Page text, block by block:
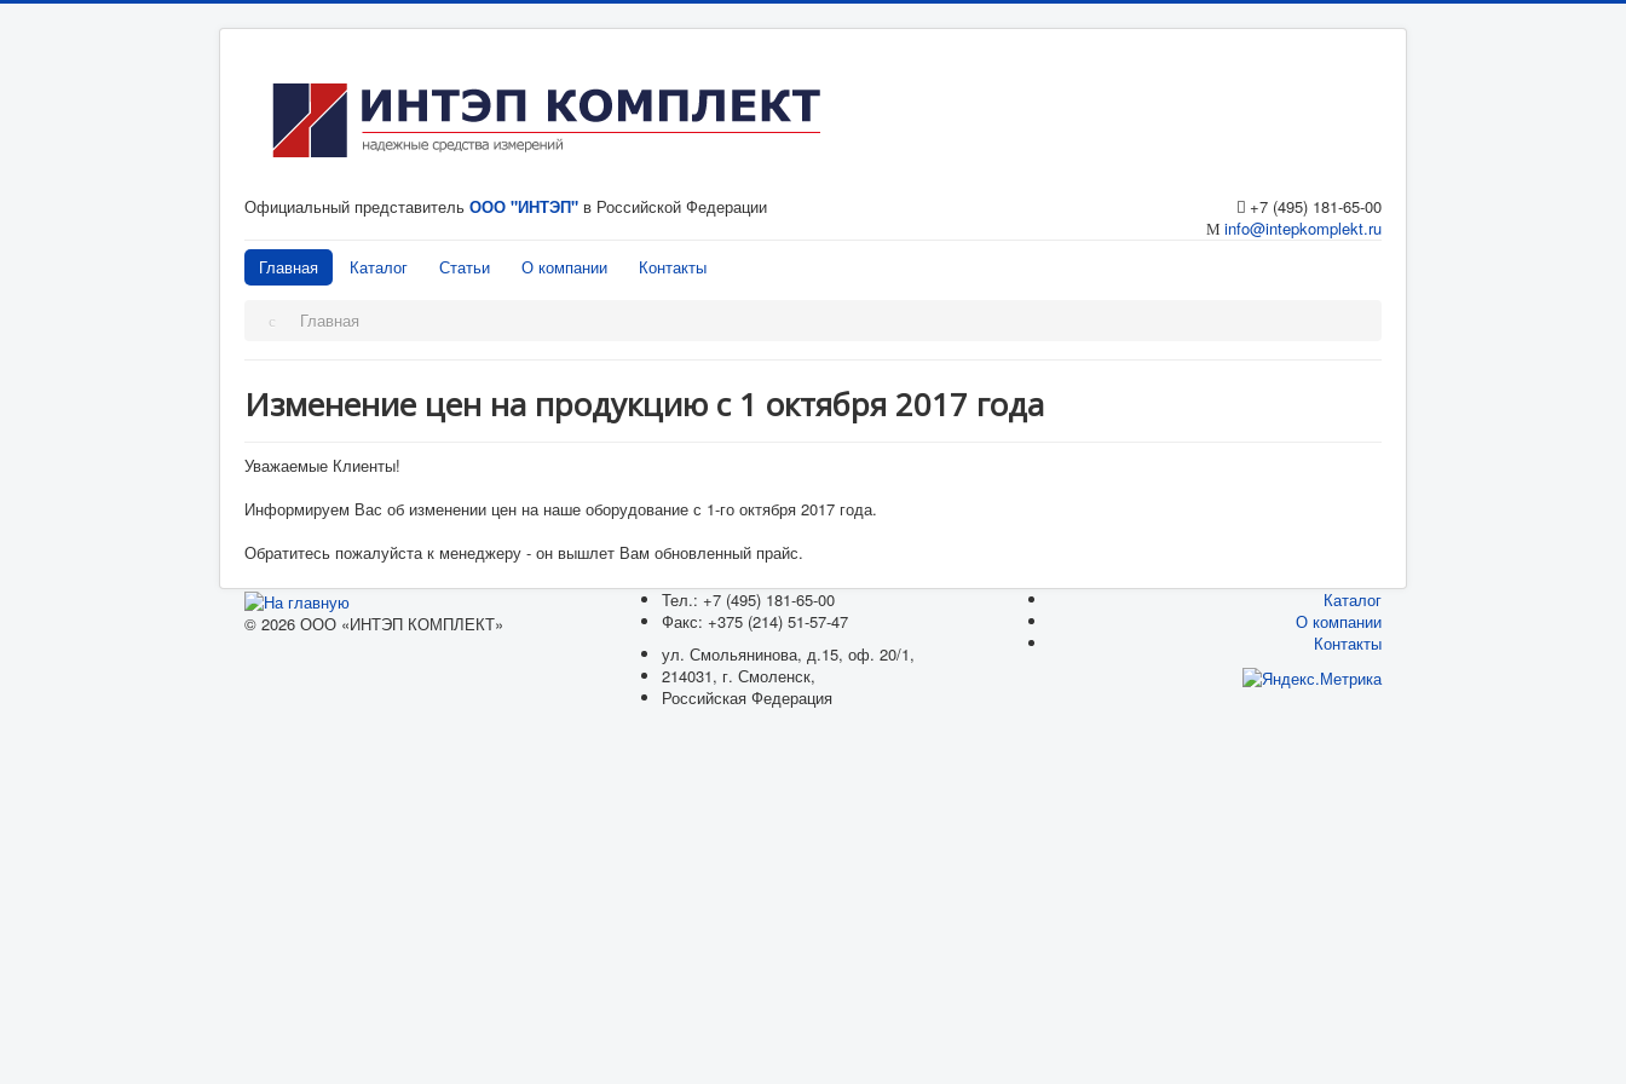
Официальный представитель ООО "ИНТЭП" в Российской Федерации
+7 (495) 181-65-00
info@intepkomplekt.ru
Главная
Каталог Статьи О компании Контакты
Главная
Изменение цен на продукцию с 1 октября 2017 года
Уважаемые Клиенты!
Информируем Вас об изменении цен на наше оборудование с 1-го октября 2017 года.
Обратитесь пожалуйста к менеджеру - он вышлет Вам обновленный прайс.
© 2026 ООО «ИНТЭП КОМПЛЕКТ»
Тел.: +7 (495) 181-65-00
Факс: +375 (214) 51-57-47
ул. Смольянинова, д.15, оф. 20/1,
214031, г. Смоленск,
Российская Федерация
Каталог
О компании
Контакты